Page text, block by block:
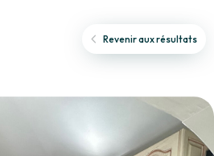
Revenir aux résultats